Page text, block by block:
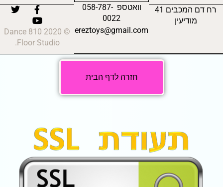
רח דם המכבים 41
מודיעין
וואטספ 058-787-
0022
ereztoys@gmail.com
© 2020 810 Dance
Floor Studio.
חזרה לדף הבית